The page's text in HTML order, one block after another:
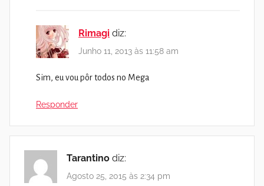
Rimagi diz:
Junho 11, 2013 às 11:58 am
Sim, eu vou pôr todos no Mega
Responder
Tarantino diz:
Agosto 25, 2015 às 2:34 pm